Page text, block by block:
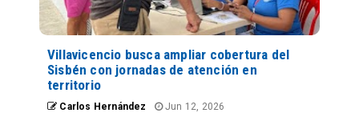
Villavicencio busca ampliar cobertura del
Sisbén con jornadas de atención en
territorio
Carlos Hernández Jun 12, 2026